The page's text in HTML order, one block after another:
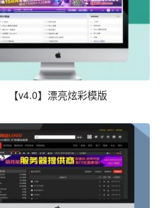
【v4.0】漂亮炫彩模版